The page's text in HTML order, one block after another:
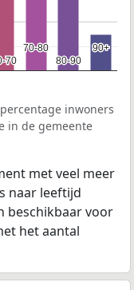
70
70
70-80
70-80
80-90
80-90
90+
90+
inwoners
in de gemeente
met veel meer
naar leeftijd
beschikbaar voor
het aantal